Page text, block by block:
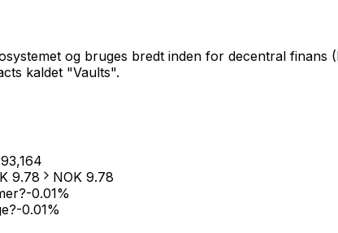
og bruges bredt inden for decentral
kaldet "Vaults".
9.78 NOK 9.78
-0.01%
-0.01%